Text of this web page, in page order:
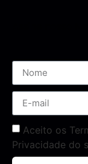
Aceito os
Privacidade do